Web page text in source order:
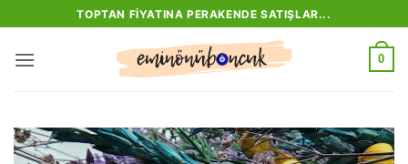
atla
TOPTAN FIYATINA PERAKENDE SATIŞLAR...
0